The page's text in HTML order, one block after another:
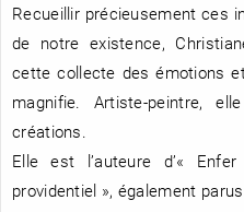
Recueillir précieusement ces
de notre existence,
cette collecte des émotions
magnifie. Artiste-peintre,
créations.
Elle est l’auteure d’«
providentiel », également